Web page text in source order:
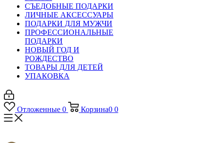
СЪЕДОБНЫЕ ПОДАРКИ
ЛИЧНЫЕ АКСЕССУАРЫ
ПОДАРКИ ДЛЯ МУЖЧИ
ПРОФЕССИОНАЛЬНЫЕ
ПОДАРКИ
НОВЫЙ ГОД И
РОЖДЕСТВО
ТОВАРЫ ДЛЯ ДЕТЕЙ
УПАКОВКА
Отложенные 0 Корзина0 0